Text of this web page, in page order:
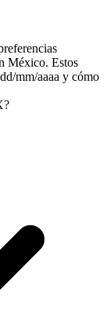
México. Estos
mm/aaaa y cómo